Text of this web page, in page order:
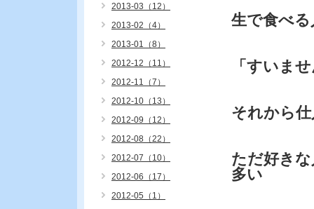
生で食べ
「すいま
それから
ただ好き
多い
2013-03（12）
2013-02（4）
2013-01（8）
2012-12（11）
2012-11（7）
2012-10（13）
2012-09（12）
2012-08（22）
2012-07（10）
2012-06（17）
2012-05（1）